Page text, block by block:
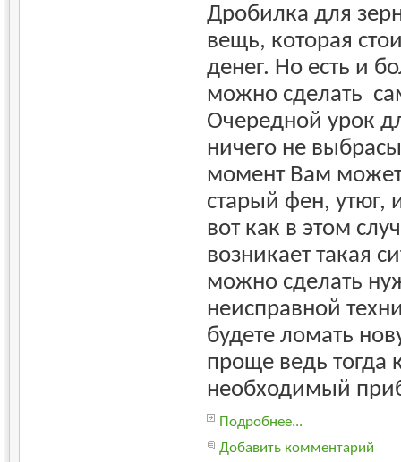
Дробилка для
вещь, которая
денег. Но есть и
можно сделать
Очередной урок
ничего не
момент Вам
старый фен, утюг,
вот как в этом
возникает такая
можно сделать
неисправной
будете ломать
проще ведь тогда
необходимый
Подробнее...
Добавить комментарий